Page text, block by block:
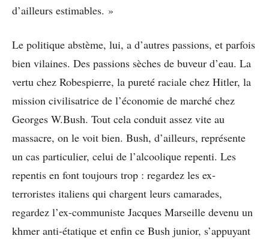
d’ailleurs estimables. »
Le politique abstème, lui, a d’autres passions, et parfois
bien vilaines. Des passions sèches de buveur d’eau. La
vertu chez Robespierre, la pureté raciale chez Hitler, la
mission civilisatrice de l’économie de marché chez
Georges W.Bush. Tout cela conduit assez vite au
massacre, on le voit bien. Bush, d’ailleurs, représente
un cas particulier, celui de l’alcoolique repenti. Les
repentis en font toujours trop : regardez les ex-
terroristes italiens qui chargent leurs camarades,
regardez l’ex-communiste Jacques Marseille devenu un
khmer anti-étatique et enfin ce Bush junior, s’appuyant